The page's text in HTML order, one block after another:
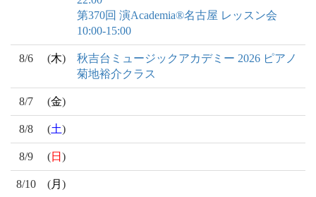
第370回 演Academia®名古屋 レッスン会
10:00-15:00
8/6 (木)
秋吉台ミュージックアカデミー 2026 ピアノ
菊地裕介クラス
8/7 (金)
8/8 (土)
8/9 (日 )
8/10 (月 )